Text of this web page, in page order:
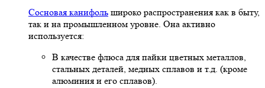
Сосновая канифоль широко распространения как в быту,
так и на промышленном уровне. Она активно
используется:
В качестве флюса для пайки цветных металлов,
стальных деталей, медных сплавов и т.д. (кроме
алюминия и его сплавов).